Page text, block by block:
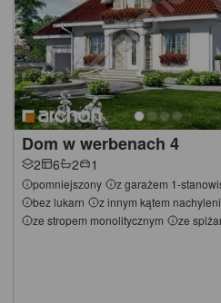
Dom w werbenach 4
2 6 2 1
pomniejszony
z garażem 1-
bez lukarn
z innym kątem
ze stropem monolitycznym
ze